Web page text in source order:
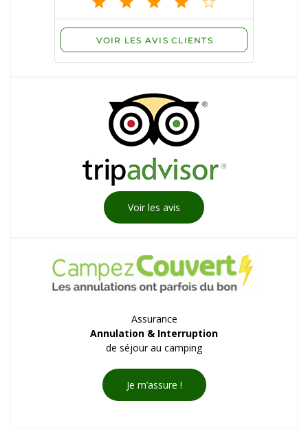
Voir les avis
Assurance
Annulation & Interruption
de séjour au camping
Je m’assure !